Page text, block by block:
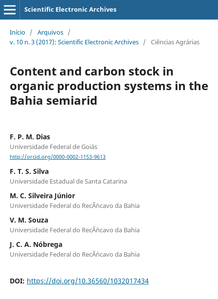
Scientific Electronic Archives
Início / Arquivos /
v. 10 n. 3 (2017): Scientific Electronic Archives / Ciências Agrárias
Content and carbon stock in
organic production systems in the
Bahia semiarid
F. P. M. Dias
Universidade Federal de Goiás
http://orcid.org/0000-0002-1153-9613
F. T. S. Silva
Universidade Estadual de Santa Catarina
M. C. Silveira Júnior
Universidade Federal do RecÃ´ncavo da Bahia
V. M. Souza
Universidade Federal do RecÃ´ncavo da Bahia
J. C. A. Nóbrega
Universidade Federal do RecÃ´ncavo da Bahia
DOI: https://doi.org/10.36560/1032017434